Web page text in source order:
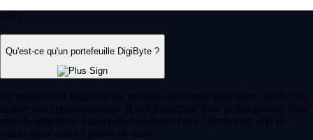
FAQ
Qu'est-ce qu'un portefeuille DigiByte ?
Un portefeuille DigiByte est un outil numérique pour gérer, stocker et
utiliser vos cryptomonnaies. Il sert d'interface avec la blockchain. Pour
plus de simplicité, beaucoup choisissent l'app Crypto.com afin de
garder leurs actifs à portée de main.